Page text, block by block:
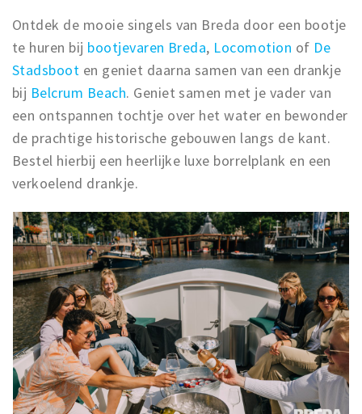
Ontdek de mooie singels van Breda door een bootje
te huren bij bootjevaren Breda, Locomotion of De
Stadsboot en geniet daarna samen van een drankje
bij Belcrum Beach. Geniet samen met je vader van
een ontspannen tochtje over het water en bewonder
de prachtige historische gebouwen langs de kant.
Bestel hierbij een heerlijke luxe borrelplank en een
verkoelend drankje.